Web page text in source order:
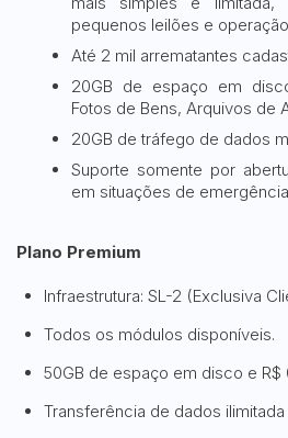
pequenos leilões e
Até 2 mil arrematantes
20GB de espaço em
Fotos de Bens, Arquivos de
20GB de tráfego de dados
Suporte somente por
em situações de
Plano Premium
Infraestrutura: SL-2 (Exclusiva
Todos os módulos disponíveis.
50GB de espaço em disco e R$
Transferência de dados ilimitada